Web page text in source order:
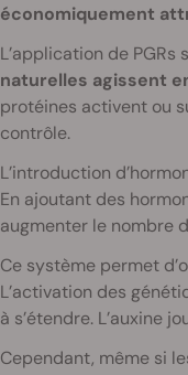
économiquement
L’application de
naturelles agissent
protéines activent ou
contrôle.
L’introduction
En ajoutant des
augmenter le nombre
Ce système permet
L’activation des
à s’étendre. L’auxine
Cependant, même si